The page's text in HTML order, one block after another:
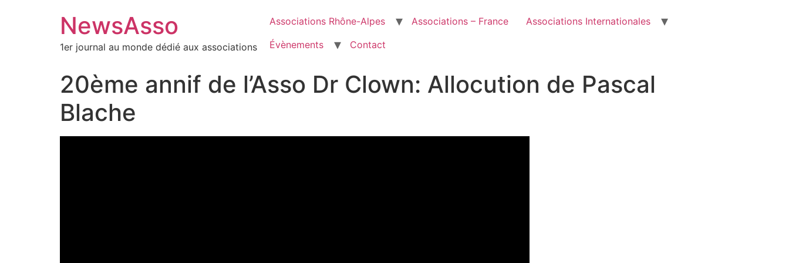
NewsAsso
1er journal au monde dédié aux associations
Associations Rhône-Alpes Associations – France
Associations Internationales
Évènements
Contact
20ème annif de l’Asso Dr Clown: Allocution de Pascal
Blache